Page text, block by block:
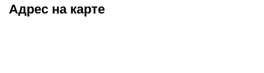
Адрес на карте